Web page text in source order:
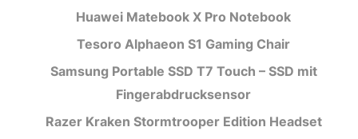
Huawei Matebook X Pro Notebook
Tesoro Alphaeon S1 Gaming Chair
Samsung Portable SSD T7 Touch – SSD mit
Fingerabdrucksensor
Razer Kraken Stormtrooper Edition Headset